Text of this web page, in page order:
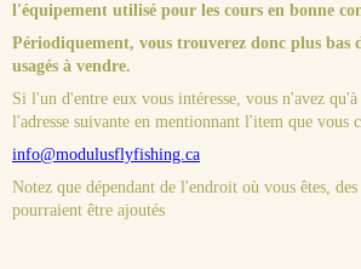
l'équipement utilisé pour les cours en bonne
Périodiquement, vous trouverez donc plus bas
usagés à vendre.
Si l'un d'entre eux vous intéresse, vous n'avez
l'adresse suivante en mentionnant l'item que vous
info@modulusflyfishing.ca
Notez que dépendant de l'endroit où vous êtes,
pourraient être ajoutés